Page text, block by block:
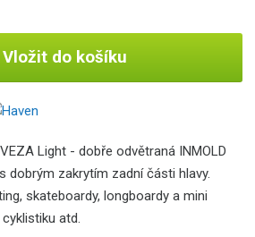
Vložit do košíku
Light - dobře odvětraná INMOLD
dobrým zakrytím zadní části hlavy.
skateboardy, longboardy a mini
atd.